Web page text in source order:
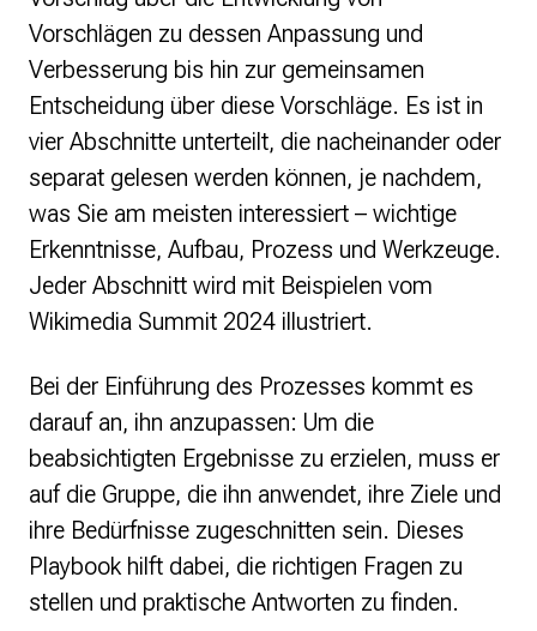
Vorschlägen zu dessen Anpassung und
Verbesserung bis hin zur gemeinsamen
Entscheidung über diese Vorschläge. Es ist in
vier Abschnitte unterteilt, die nacheinander oder
separat gelesen werden können, je nachdem,
was Sie am meisten interessiert – wichtige
Erkenntnisse, Aufbau, Prozess und Werkzeuge.
Jeder Abschnitt wird mit Beispielen vom
Wikimedia Summit 2024 illustriert.
Bei der Einführung des Prozesses kommt es
darauf an, ihn anzupassen: Um die
beabsichtigten Ergebnisse zu erzielen, muss er
auf die Gruppe, die ihn anwendet, ihre Ziele und
ihre Bedürfnisse zugeschnitten sein. Dieses
Playbook hilft dabei, die richtigen Fragen zu
stellen und praktische Antworten zu finden.